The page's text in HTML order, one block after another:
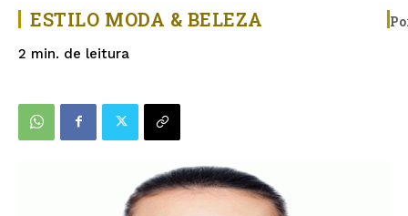
ESTILO MODA & BELEZA
2 min. de leitura